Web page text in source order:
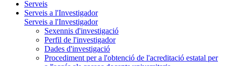
Serveis
Serveis a l'Investigador
Serveis a l'Investigador
Sexennis d'investigació
Perfil de l'investigador
Dades d'investigació
Procediment per a l'obtenció de l'acreditació estatal per